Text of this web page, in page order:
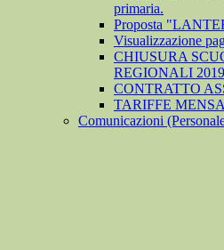
primaria.
Proposta
Visualizzazione
CHIUSURA
REGIONALI 2019
CONTRATTO
TARIFFE
Comunicazioni